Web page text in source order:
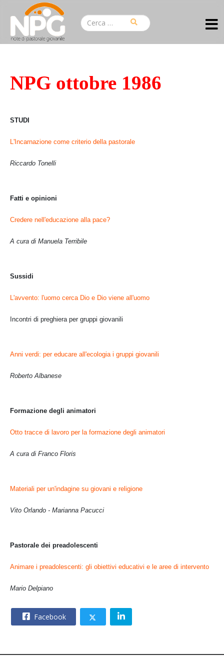
NPG ottobre 1986
STUDI
L'Incarnazione come criterio della pastorale
Riccardo Tonelli
Fatti e opinioni
Credere nell'educazione alla pace?
A cura di Manuela Terribile
Sussidi
L'avvento: l'uomo cerca Dio e Dio viene all'uomo
Incontri di preghiera per gruppi giovanili
Anni verdi: per educare all'ecologia i gruppi giovanili
Roberto Albanese
Formazione degli animatori
Otto tracce di lavoro per la formazione degli animatori
A cura di Franco Floris
Materiali per un'indagine su giovani e religione
Vito Orlando - Marianna Pacucci
Pastorale dei preadolescenti
Animare i preadolescenti: gli obiettivi educativi e le aree di intervento
Mario Delpiano
Facebook